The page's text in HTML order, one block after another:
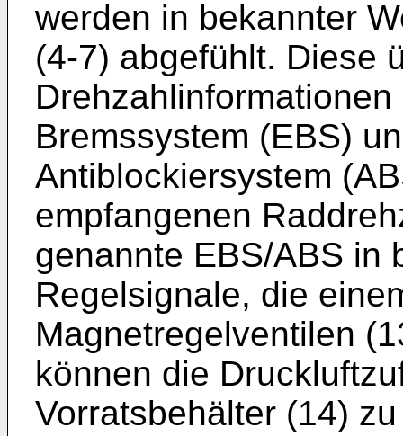
werden in bekannter
(4-7) abgefühlt. Diese
Bremssystem (EBS)
Antiblockiersystem
empfangenen
genannte EBS/ABS in
Regelsignale, die
Magnetregelventilen
können die
Vorratsbehälter (14)